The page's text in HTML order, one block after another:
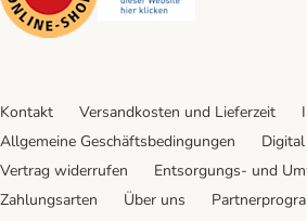
Kontakt Versandkosten und Lieferzeit
Allgemeine Geschäftsbedingungen
Vertrag widerrufen
Entsorgungs- und
Zahlungsarten
Über uns